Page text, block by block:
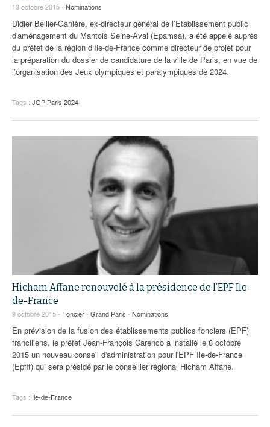
13 octobre 2015 - Nominations
Didier Bellier-Ganière, ex-directeur général de l’Etablissement public
d'aménagement du Mantois Seine-Aval (Epamsa), a été appelé auprès
du préfet de la région d’Ile-de-France comme directeur de projet pour
la préparation du dossier de candidature de la ville de Paris, en vue de
l’organisation des Jeux olympiques et paralympiques de 2024.
Tags : JOP Paris 2024
Hicham Affane renouvelé à la présidence de l’EPF Ile-
de-France
9 octobre 2015 - Foncier- Grand Paris - Nominations
En prévision de la fusion des établissements publics fonciers (EPF)
franciliens, le préfet Jean-François Carenco a installé le 8 octobre
2015 un nouveau conseil d'administration pour l'EPF Ile-de-France
(Epfif) qui sera présidé par le conseiller régional Hicham Affane.
Tags : Ile-de-France